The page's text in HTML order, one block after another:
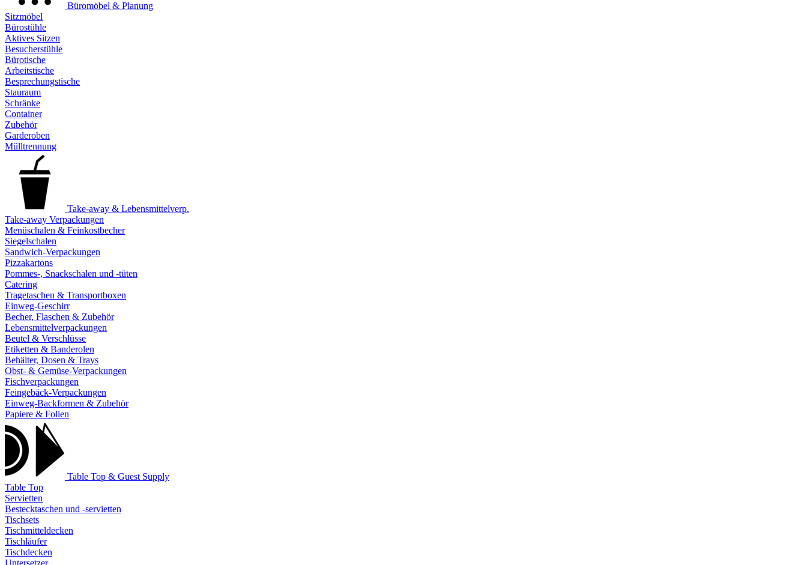
Büromöbel & Planung
Sitzmöbel
Bürostühle
Aktives Sitzen
Besucherstühle
Bürotische
Arbeitstische
Besprechungstische
Stauraum
Schränke
Container
Zubehör
Garderoben
Mülltrennung
Take-away & Lebensmittelverp.
Take-away Verpackungen
Menüschalen & Feinkostbecher
Siegelschalen
Sandwich-Verpackungen
Pizzakartons
Pommes-, Snackschalen und -tüten
Catering
Tragetaschen & Transportboxen
Einweg-Geschirr
Becher, Flaschen & Zubehör
Lebensmittelverpackungen
Beutel & Verschlüsse
Etiketten & Banderolen
Behälter, Dosen & Trays
Obst- & Gemüse-Verpackungen
Fischverpackungen
Feingebäck-Verpackungen
Einweg-Backformen & Zubehör
Papiere & Folien
Table Top & Guest Supply
Table Top
Servietten
Bestecktaschen und -servietten
Tischsets
Tischmitteldecken
Tischläufer
Tischdecken